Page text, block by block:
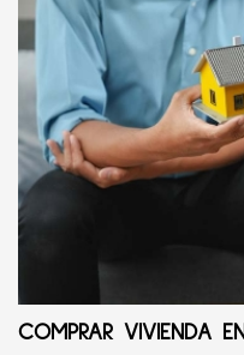
COMPRAR VIVIENDA